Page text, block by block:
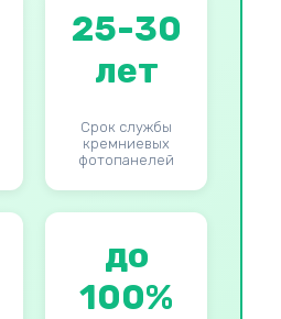
25-30
лет
Срок службы
кремниевых
фотопанелей
до
100%